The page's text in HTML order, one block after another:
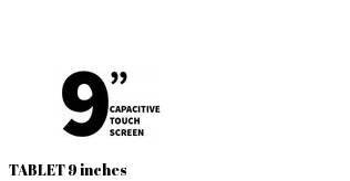
TABLET 9 inches